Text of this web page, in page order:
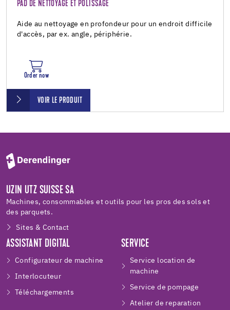
PAD DE NETTOYAGE ET POLISSAGE
Aide au nettoyage en profondeur pour un endroit difficile
d'accès, par ex. angle, périphérie.
Order now
VOIR LE PRODUIT
UZIN UTZ SUISSE SA
Machines, consommables et outils pour les pros des sols et
des parquets.
Sites & Contact
ASSISTANT DIGITAL
Configurateur de machine
Interlocuteur
Téléchargements
SERVICE
Service location de
machine
Service de pompage
Atelier de reparation